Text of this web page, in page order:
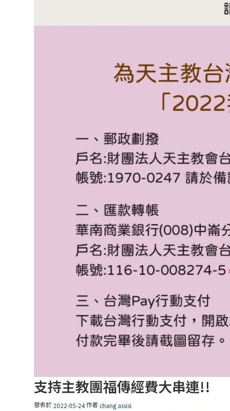
支持主教團福傳經費大串連!!
發表於 2022-05-24作者chang assisi